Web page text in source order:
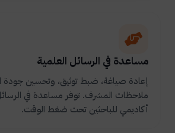
مساعدة في الرسائل العلمية
إعادة صياغة، ضبط توثيق، وتحسين جودة
ملاحظات المشرف. توفر مساعدة في
أكاديمي للباحثين تحت ضغط الوقت.